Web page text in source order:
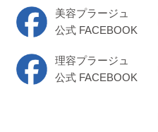
美容プラージュ
公式 FACEBOOK
理容プラージュ
公式 FACEBOOK